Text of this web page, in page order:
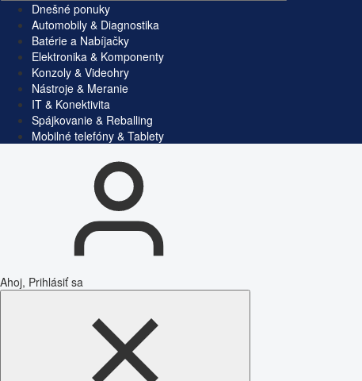
Dnešné ponuky
Automobily & Diagnostika
Batérie a Nabíjačky
Elektronika & Komponenty
Konzoly & Videohry
Nástroje & Meranie
IT & Konektivita
Spájkovanie & Reballing
Mobilné telefóny & Tablety
Ahoj, Prihlásiť sa